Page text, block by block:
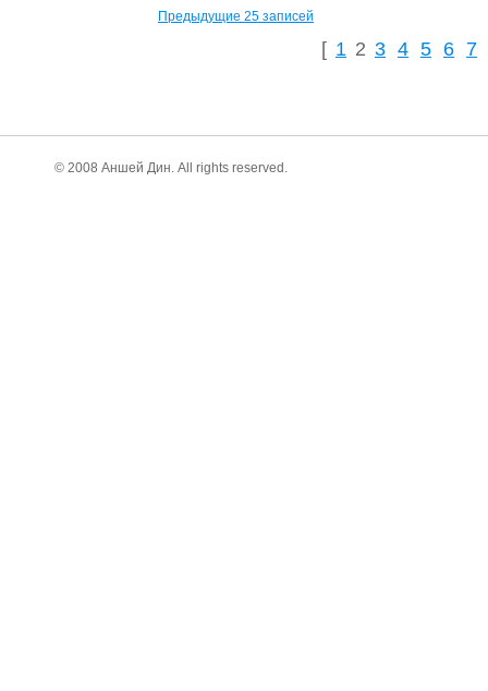
Предыдущие 25 записей
[ 1 2 3 4 5 6 7
© 2008 Аншей Дин. All rights reserved.